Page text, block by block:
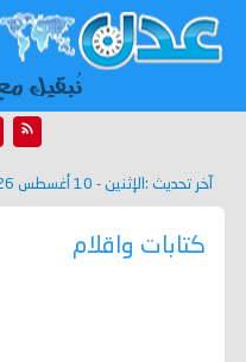
آخر تحديث : الإثنين - 10 أغسطس 2026 - 03:04 ص
كتابات واقلام